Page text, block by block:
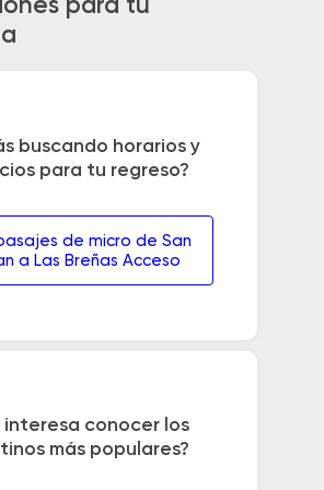
para tu
buscando horarios y
para tu regreso?
de micro de San
a Las Breñas Acceso
interesa conocer los
más populares?